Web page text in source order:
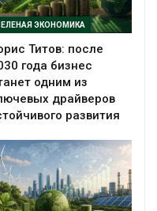
ЭКОНОМИКА
Титов: после
года бизнес
одним из
драйверов
развития